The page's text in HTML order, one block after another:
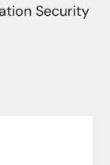
Security